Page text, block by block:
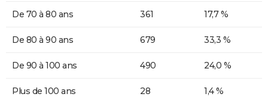
De 70 à 80 ans 361 17,7 %
De 80 à 90 ans 679 33,3 %
De 90 à 100 ans 490 24,0 %
Plus de 100 ans 28 1,4 %